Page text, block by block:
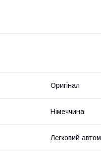
Оригінал
Німеччина
Легковий